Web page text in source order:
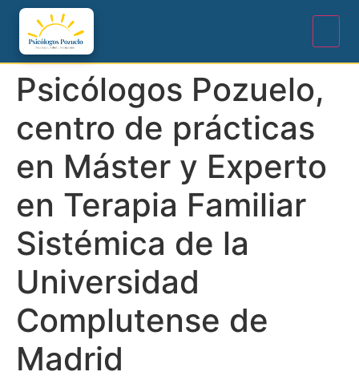
Psicólogos Pozuelo,
centro de prácticas
en Máster y Experto
en Terapia Familiar
Sistémica de la
Universidad
Complutense de
Madrid